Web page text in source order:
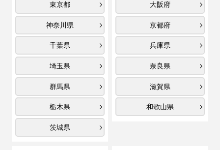
東京都
神奈川県
千葉県
埼玉県
群馬県
栃木県
茨城県
大阪府
京都府
兵庫県
奈良県
滋賀県
和歌山県